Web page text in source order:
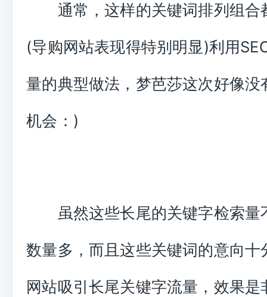
通常，这样的关键词排列组合
(导购网站表现得特别明显)利用
量的典型做法，梦芭莎这次好像没
机会：)
虽然这些长尾的关键字检索量
数量多，而且这些关键词的意向十
网站吸引长尾关键字流量，效果是